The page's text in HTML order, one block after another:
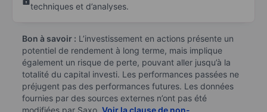
techniques et d’analyses.
Bon à savoir : L’investissement en actions présente un
potentiel de rendement à long terme, mais implique
également un risque de perte, pouvant aller jusqu’à la
totalité du capital investi. Les performances passées ne
préjugent pas des performances futures. Les données
fournies par des sources externes n’ont pas été
modifiées par Saxo. Voir la clause de non-